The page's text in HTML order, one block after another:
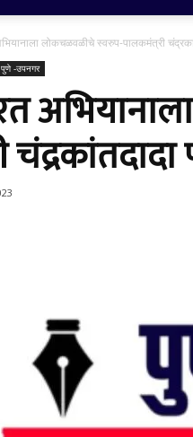
लोकचळवळीचे स्वरुप-पालकमंत्री
पुणे -उपनगर